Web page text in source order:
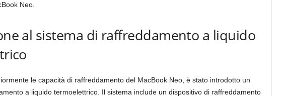
Neo.
al sistema di raffreddamento a liquido
le capacità di raffreddamento del MacBook Neo, è stato introdotto un
a liquido termoelettrico. Il sistema include un dispositivo di raffreddamento